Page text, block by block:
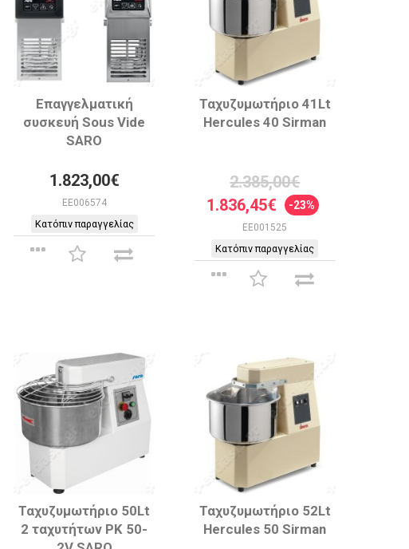
Επαγγελματική
συσκευή Sous Vide
SARO
1.823,00€
EE006574
Κατόπιν παραγγελίας
Ταχυζυμωτήριο 41Lt
Hercules 40 Sirman
2.385,00€
1.836,45€
-23%
EE001525
Κατόπιν παραγγελίας
Ταχυζυμωτήριο 50Lt
2 ταχυτήτων PK 50-
Ταχυζυμωτήριο 52Lt
Hercules 50 Sirman